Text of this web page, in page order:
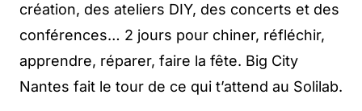
création, des ateliers DIY, des concerts et des
conférences… 2 jours pour chiner, réfléchir,
apprendre, réparer, faire la fête. Big City
Nantes fait le tour de ce qui t’attend au Solilab.